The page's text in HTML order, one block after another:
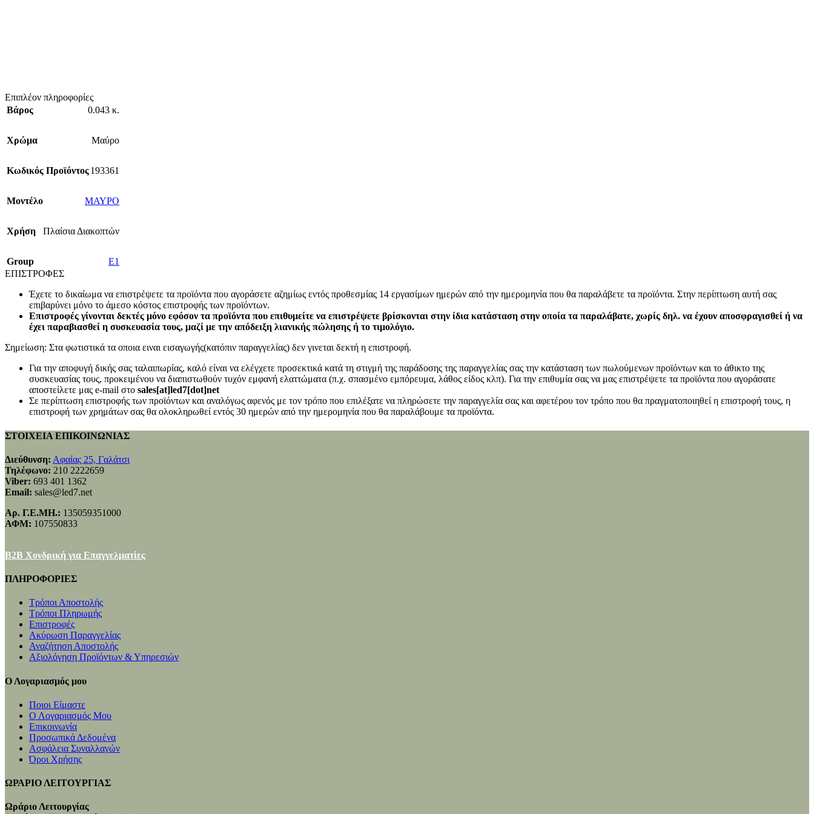
Επιπλέον πληροφορίες
Βάρος
0.043 κ.
Χρώμα Μαύρο
Κωδικός Προϊόντος193361
Mοντέλο ΜΑΥΡΟ
Χρήση Πλαίσια Διακοπτών
Group
E1
ΕΠΙΣΤΡΟΦΕΣ
Έχετε το δικαίωμα να επιστρέψετε τα προϊόντα που αγοράσετε αζημίως εντός προθεσμίας 14 εργασίμων ημερών από την ημερομηνία που θα παραλάβετε τα προϊόντα. Στην περίπτωση αυτή σας
επιβαρύνει μόνο το άμεσο κόστος επιστροφής των προϊόντων.
Επιστροφές γίνονται δεκτές μόνο εφόσον τα προϊόντα που επιθυμείτε να επιστρέψετε βρίσκονται στην ίδια κατάσταση στην οποία τα παραλάβατε, χωρίς δηλ. να έχουν αποσφραγισθεί ή να
έχει παραβιασθεί η συσκευασία τους, μαζί με την απόδειξη λιανικής πώλησης ή το τιμολόγιο.
Σημείωση: Στα φωτιστικά τα οποια ειναι εισαγωγής(κατόπιν παραγγελίας) δεν γινεται δεκτή η επιστροφή.
Για την αποφυγή δικής σας ταλαιπωρίας, καλό είναι να ελέγχετε προσεκτικά κατά τη στιγμή της παράδοσης της παραγγελίας σας την κατάσταση των πωλούμενων προϊόντων και το άθικτο της
συσκευασίας τους, προκειμένου να διαπιστωθούν τυχόν εμφανή ελαττώματα (π.χ. σπασμένο εμπόρευμα, λάθος είδος κλπ). Για την επιθυμία σας να μας επιστρέψετε τα προϊόντα που αγοράσατε
αποστείλετε μας e-mail στο sales[at]led7[dot]net
Σε περίπτωση επιστροφής των προϊόντων και αναλόγως αφενός με τον τρόπο που επιλέξατε να πληρώσετε την παραγγελία σας και αφετέρου τον τρόπο που θα πραγματοποιηθεί η επιστροφή τους, η
επιστροφή των χρημάτων σας θα ολοκληρωθεί εντός 30 ημερών από την ημερομηνία που θα παραλάβουμε τα προϊόντα.
ΣΤΟΙΧΕΙΑ ΕΠΙΚΟΙΝΩΝΙΑΣ
Διεύθυνση: Αφαίας 25, Γαλάτσι
Τηλέφωνο: 210 2222659
Viber: 693 401 1362
Email: sales@led7.net
Αρ. Γ.Ε.ΜΗ.: 135059351000
ΑΦΜ: 107550833
B2B Χονδρική για Επαγγελματίες
ΠΛΗΡΟΦΟΡΙΕΣ
Τρόποι Αποστολής
Τρόποι Πληρωμής
Επιστροφές
Ακύρωση Παραγγελίας
Αναζήτηση Αποστολής
Αξιολόγηση Προϊόντων & Υπηρεσιών
Ο Λογαριασμός μου
Ποιοι Είμαστε
Ο Λογαριασμός Μου
Επικοινωνία
Προσωπικά Δεδομένα
Ασφάλεια Συναλλαγών
Όροι Χρήσης
ΩΡΑΡΙΟ ΛΕΙΤΟΥΡΓΙΑΣ
Ωράριο Λειτουργίας